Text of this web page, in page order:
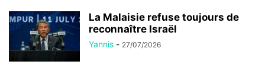
La Malaisie refuse toujours de
reconnaître Israël
Yannis - 27/07/2026